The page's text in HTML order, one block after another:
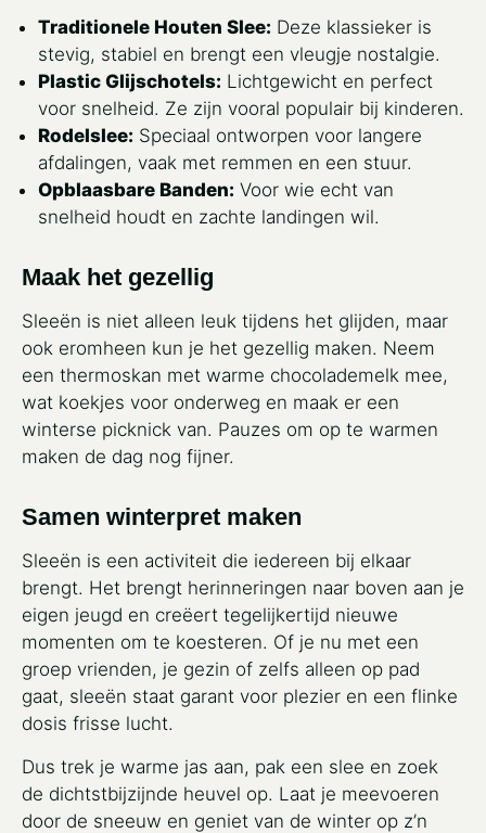
Traditionele Houten Slee: Deze klassieker is
stevig, stabiel en brengt een vleugje nostalgie.
Plastic Glijschotels: Lichtgewicht en perfect
voor snelheid. Ze zijn vooral populair bij kinderen.
Rodelslee: Speciaal ontworpen voor langere
afdalingen, vaak met remmen en een stuur.
Opblaasbare Banden: Voor wie echt van
snelheid houdt en zachte landingen wil.
Maak het gezellig
Sleeën is niet alleen leuk tijdens het glijden, maar
ook eromheen kun je het gezellig maken. Neem
een thermoskan met warme chocolademelk mee,
wat koekjes voor onderweg en maak er een
winterse picknick van. Pauzes om op te warmen
maken de dag nog fijner.
Samen winterpret maken
Sleeën is een activiteit die iedereen bij elkaar
brengt. Het brengt herinneringen naar boven aan je
eigen jeugd en creëert tegelijkertijd nieuwe
momenten om te koesteren. Of je nu met een
groep vrienden, je gezin of zelfs alleen op pad
gaat, sleeën staat garant voor plezier en een flinke
dosis frisse lucht.
Dus trek je warme jas aan, pak een slee en zoek
de dichtstbijzijnde heuvel op. Laat je meevoeren
door de sneeuw en geniet van de winter op z’n